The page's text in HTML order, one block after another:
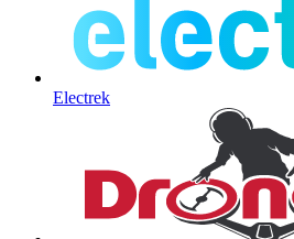
Electrek